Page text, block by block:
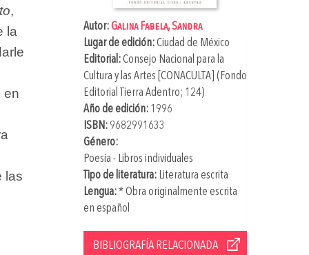
Autor:Galina Fabela, Sandra
Lugar de edición:Ciudad de México
Editorial:Consejo Nacional para la
Cultura y las Artes [CONACULTA] (Fondo
Editorial Tierra Adentro; 124)
Año de edición:1996
ISBN: 9682991633
Género:
Poesía - Libros individuales
Tipo de literatura:Literatura escrita
Lengua:* Obra originalmente escrita
en español
BIBLIOGRAFÍA RELACIONADA
,
la
en
las